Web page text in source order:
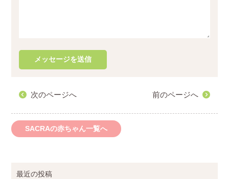
次のページへ 前のページへ
SACRAの赤ちゃん一覧へ
最近の投稿